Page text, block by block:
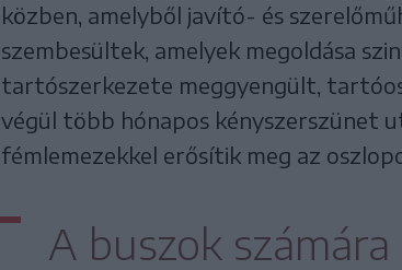
közben, amelyből javító- és
szembesültek, amelyek megoldása
tartószerkezete meggyengült,
végül több hónapos kényszerszünet
fémlemezekkel erősítik meg az
A buszok